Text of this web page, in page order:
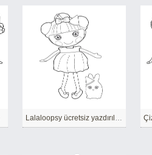
Lalaloopsy ücretsiz yazdırılabilir basit